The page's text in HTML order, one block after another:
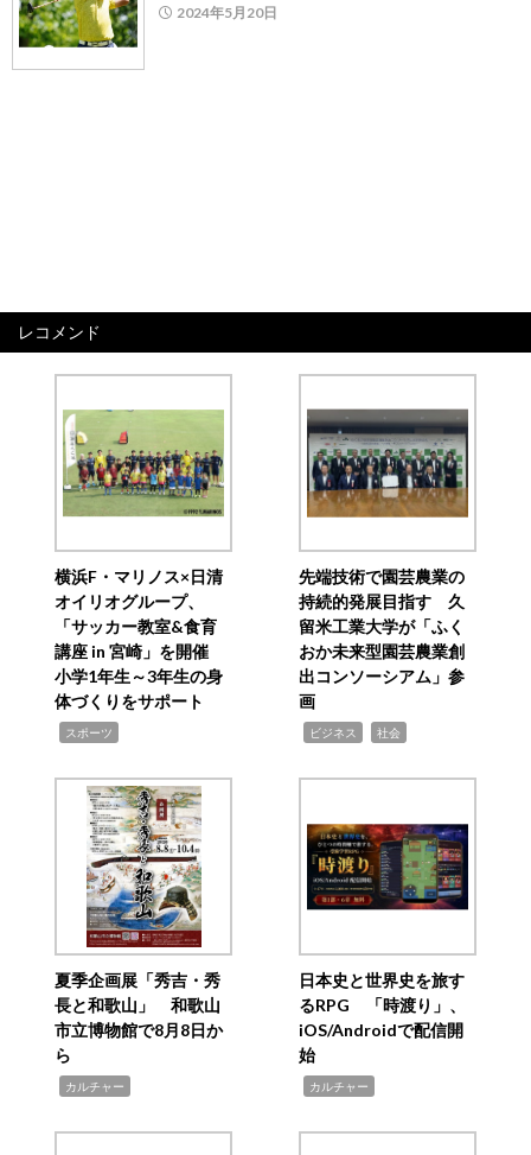
2024年5月20日
レコメンド
横浜F・マリノス×日清
オイリオグループ、
「サッカー教室&食育
講座 in 宮崎」を開催
小学1年生～3年生の身
体づくりをサポート
スポーツ
先端技術で園芸農業の
持続的発展目指す 久
留米工業大学が「ふく
おか未来型園芸農業創
出コンソーシアム」参
画
ビジネス 社会
夏季企画展「秀吉・秀
長と和歌山」 和歌山
市立博物館で8月8日か
ら
カルチャー
日本史と世界史を旅す
るRPG 「時渡り」、
iOS/Androidで配信開
始
カルチャー